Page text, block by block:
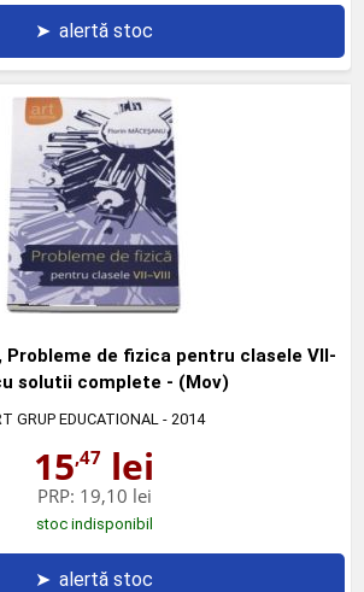
➤ alertă stoc
Probleme de fizica pentru clasele VII-
solutii complete - (Mov)
GRUP EDUCATIONAL - 2014
15,47 lei
PRP: 19,10 lei
stoc indisponibil
➤ alertă stoc